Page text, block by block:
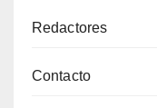
Redactores
Contacto